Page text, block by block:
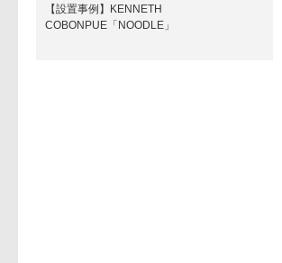
【設置事例】KENNETH
COBONPUE「NOODLE」